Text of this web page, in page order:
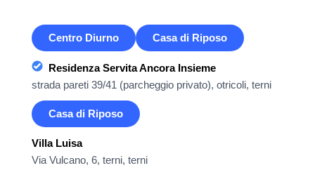
Centro Diurno Casa di Riposo
Residenza Servita Ancora Insieme
strada pareti 39/41 (parcheggio privato), otricoli, terni
Casa di Riposo
Villa Luisa
Via Vulcano, 6, terni, terni